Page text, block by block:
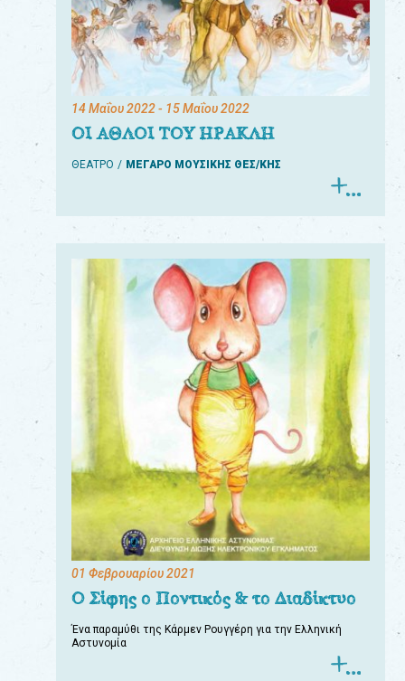
14 Μαΐου 2022- 15 Μαΐου 2022
ΟΙ ΑΘΛΟΙ ΤΟΥ ΗΡΑΚΛΗ
ΘΕΑΤΡΟ ΜΕΓΑΡΟ ΜΟΥΣΙΚΗΣ ΘΕΣ/ΚΗΣ
01 Φεβρουαρίου 2021
Ο Σίφης ο Ποντικός & το Διαδίκτυο
Ένα παραμύθι της Κάρμεν Ρουγγέρη για την Ελληνική
Αστυνομία